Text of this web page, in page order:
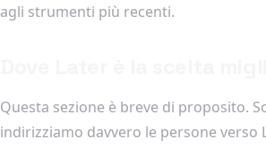
agli strumenti più recenti.
Questa sezione è breve di proposito.
indirizziamo davvero le persone verso